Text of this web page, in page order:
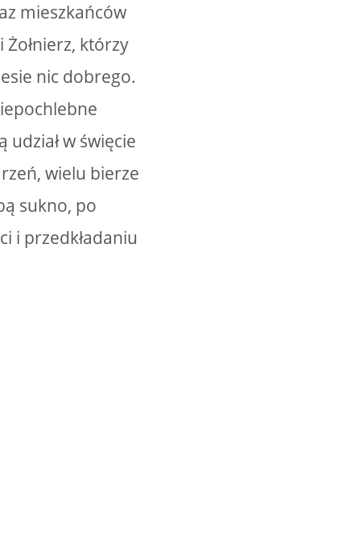
mieszkańców
którzy
nic dobrego.
w święcie
wielu bierze
sukno, po
i przedkładaniu